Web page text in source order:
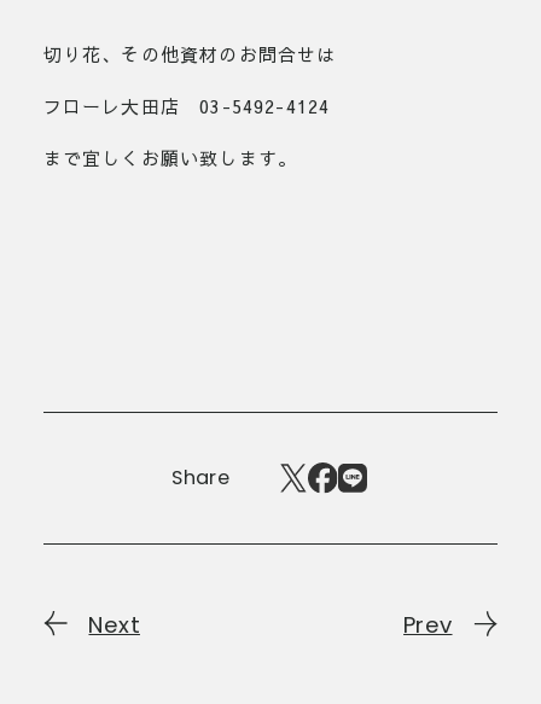
切り花、その他資材のお問合せは
フローレ大田店 03-5492-4124
まで宜しくお願い致します。
Share
Next Prev